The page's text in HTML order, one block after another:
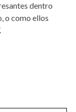
dentro
o como ellos